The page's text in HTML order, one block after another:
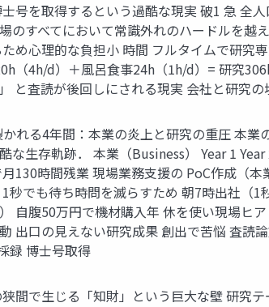
号を取得するという過酷な現実 破1 急 全
のすべてにおいて常識外れのハードルを
め心理的な負担小 時間 フルタイムで研
（4h/d）＋風呂食事24h（1h/d）= 研究
と査読が後回しにされる現実 会社と研究
れる4年間：本業の炎上と研究の重圧 本
な生存軌跡． 本業（Business） Year 1
130時間残業 現場業務支援の PoC作成（
秒でも待ち時問を滅らすため 朝7時出社（
自腹50万円で機材購入年 休を使い現場ヒ
出口の見えない研究成果 創出で苦悩 査読
録 博士号取得
間で生じる「知財」という巨大な壁 研究